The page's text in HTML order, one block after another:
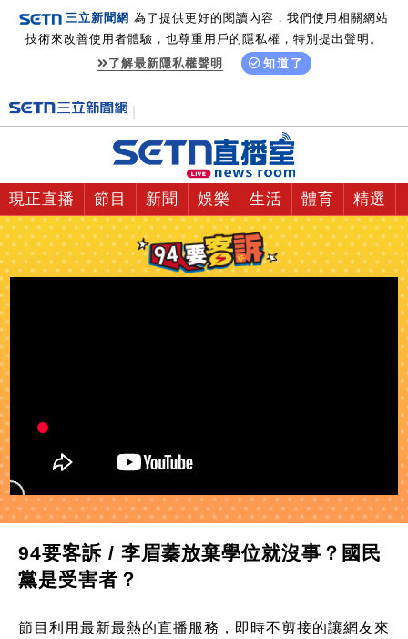
三立新聞網 為了提供更好的閱讀內容，我們使用相關網站
技術來改善使用者體驗，也尊重用戶的隱私權，特別提出聲明。
了解最新隱私權聲明
知道了
現正直播 節目 新聞 娛樂 生活 體育 精選
94要客訴 / 李眉蓁放棄學位就沒事？國民
黨是受害者？
節目利用最新最熱的直播服務，即時不剪接的讓網友來